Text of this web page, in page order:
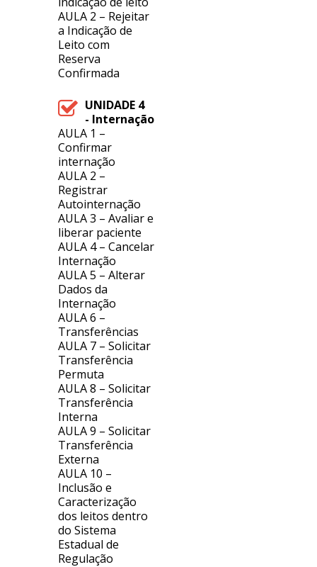
AULA 2 – Rejeitar
a Indicação de
Leito com
Reserva
Confirmada
UNIDADE 4
- Internação
AULA 1 –
Confirmar
internação
AULA 2 –
Registrar
Autointernação
AULA 3 – Avaliar e
liberar paciente
AULA 4 – Cancelar
Internação
AULA 5 – Alterar
Dados da
Internação
AULA 6 –
Transferências
AULA 7 – Solicitar
Transferência
Permuta
AULA 8 – Solicitar
Transferência
Interna
AULA 9 – Solicitar
Transferência
Externa
AULA 10 –
Inclusão e
Caracterização
dos leitos dentro
do Sistema
Estadual de
Regulação